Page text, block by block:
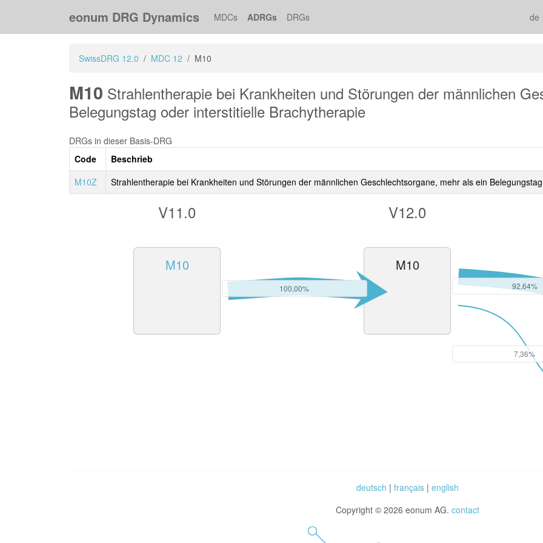
eonum DRG Dynamics MDCs ADRGs DRGs de
SwissDRG 12.0 MDC 12 M10
M10 Strahlentherapie bei Krankheiten und Störungen der männlichen
Belegungstag oder interstitielle Brachytherapie
DRGs in dieser Basis-DRG
Code
Beschrieb
M10Z
Strahlentherapie bei Krankheiten und Störungen der männlichen Geschlechtsorgane, mehr als ein
V11.0
M10
V12.0
M10
100,00% 92,64%
7,36%
deutsch | français| english
Copyright © 2026 eonum AG. contact